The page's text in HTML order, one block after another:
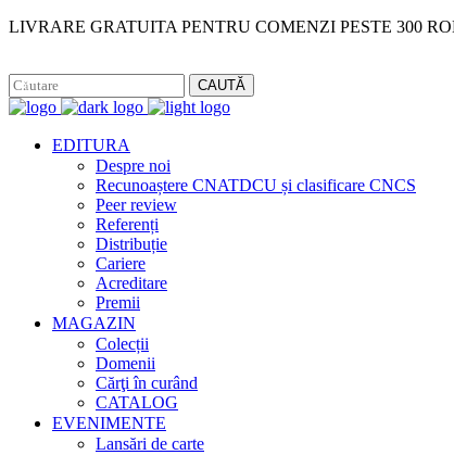
LIVRARE GRATUITA PENTRU COMENZI PESTE 300
CAUTĂ
EDITURA
Despre noi
Recunoaștere CNATDCU și clasificare CNCS
Peer review
Referenți
Distribuție
Cariere
Acreditare
Premii
MAGAZIN
Colecții
Domenii
Cărţi în curând
CATALOG
EVENIMENTE
Lansări de carte